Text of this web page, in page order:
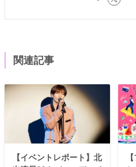
関連記事
【イベントレポート】北